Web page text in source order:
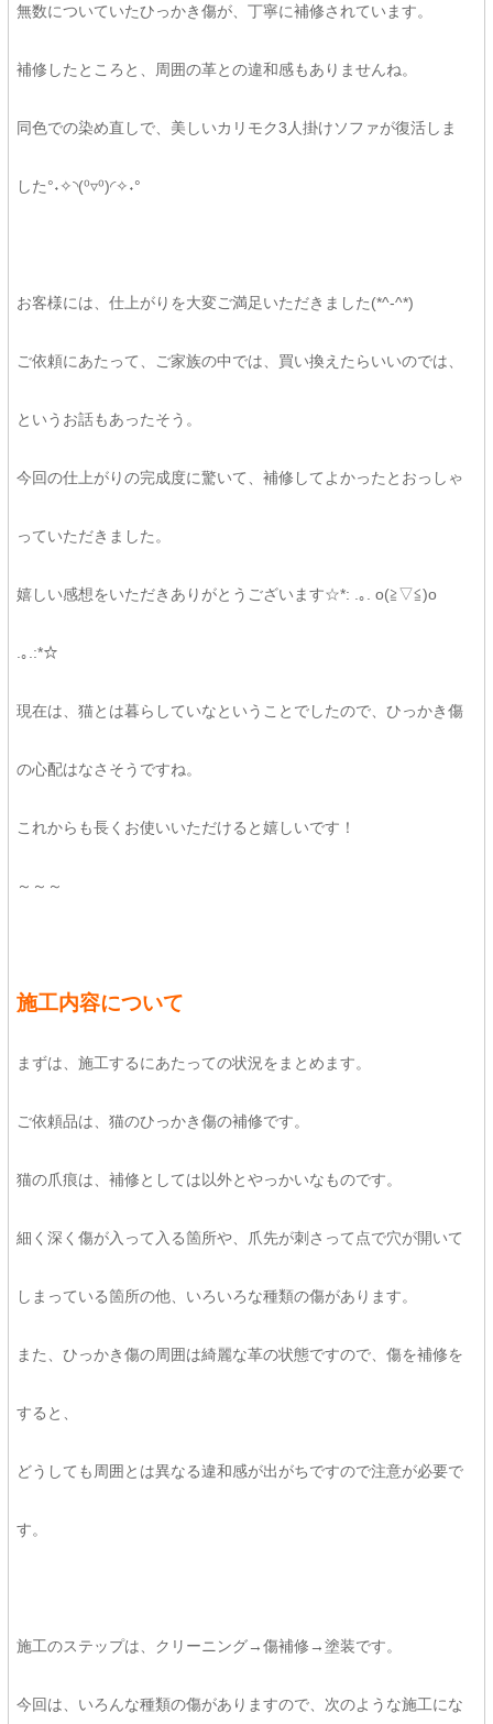
無数についていたひっかき傷が、丁寧に補修されています。
補修したところと、周囲の革との違和感もありませんね。
同色での染め直しで、美しいカリモク3人掛けソファが復活しま
した°˖✧◝(⁰▿⁰)◜✧˖°
お客様には、仕上がりを大変ご満足いただきました(*^-^*)
ご依頼にあたって、ご家族の中では、買い換えたらいいのでは、
というお話もあったそう。
今回の仕上がりの完成度に驚いて、補修してよかったとおっしゃ
っていただきました。
嬉しい感想をいただきありがとうございます☆*: .｡. o(≧▽≦)o
.｡.:*☆
現在は、猫とは暮らしていなということでしたので、ひっかき傷
の心配はなさそうですね。
これからも長くお使いいただけると嬉しいです！
～～～
施工内容について
まずは、施工するにあたっての状況をまとめます。
ご依頼品は、猫のひっかき傷の補修です。
猫の爪痕は、補修としては以外とやっかいなものです。
細く深く傷が入って入る箇所や、爪先が刺さって点で穴が開いて
しまっている箇所の他、いろいろな種類の傷があります。
また、ひっかき傷の周囲は綺麗な革の状態ですので、傷を補修を
すると、
どうしても周囲とは異なる違和感が出がちですので注意が必要で
す。
施工のステップは、クリーニング→傷補修→塗装です。
今回は、いろんな種類の傷がありますので、次のような施工にな